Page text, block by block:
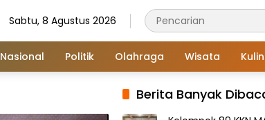
Sabtu, 8 Agustus 2026
Nasional Politik Olahraga Wisata
Berita Banyak